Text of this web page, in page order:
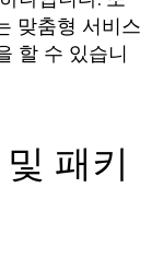
맞춤형 서비스
할 수 있습니
패키